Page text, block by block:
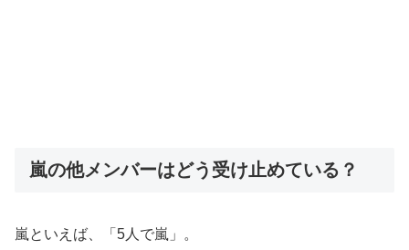
嵐の他メンバーはどう受け止めている？
嵐といえば、「5人で嵐」。